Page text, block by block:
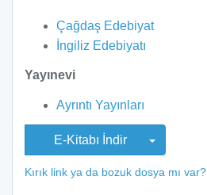
Çağdaş Edebiyat
İngiliz Edebiyatı
Yayınevi
Ayrıntı Yayınları
E-Kitabı İndir
Kırık link ya da bozuk dosya mı var?